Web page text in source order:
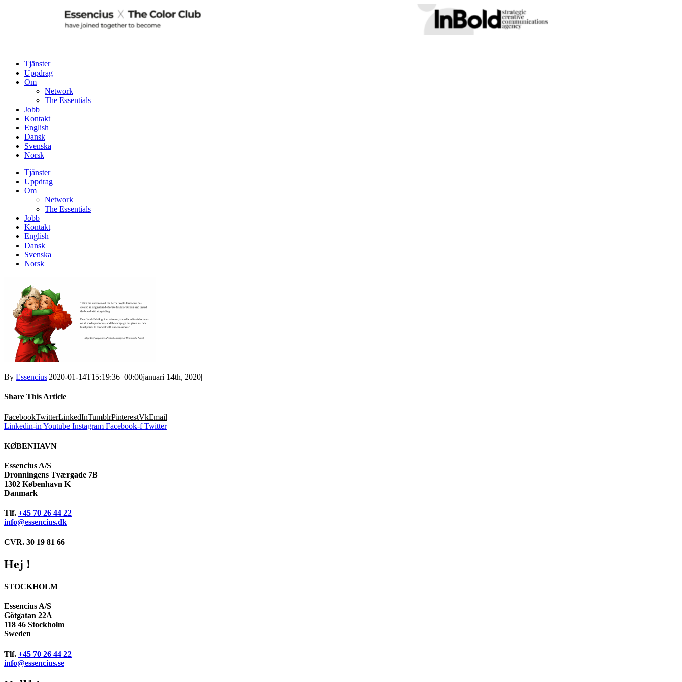
Tjänster
Uppdrag
Om
Network
The Essentials
Jobb
Kontakt
English
Dansk
Svenska
Norsk
Tjänster
Uppdrag
Om
Network
The Essentials
Jobb
Kontakt
English
Dansk
Svenska
Norsk
By Essencius|2020-01-14T15:19:36+00:00januari 14th, 2020|
Share This Article
FacebookTwitterLinkedInTumblrPinterestVkEmail
Linkedin-in Youtube Instagram Facebook-f Twitter
KØBENHAVN
Essencius A/S
Dronningens Tværgade 7B
1302 København K
Danmark
Tlf. +45 70 26 44 22
info@essencius.dk
CVR. 30 19 81 66
Hej !
STOCKHOLM
Essencius A/S
Götgatan 22A
118 46 Stockholm
Sweden
Tlf. +45 70 26 44 22
info@essencius.se